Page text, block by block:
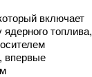
включает
топлива,
впервые